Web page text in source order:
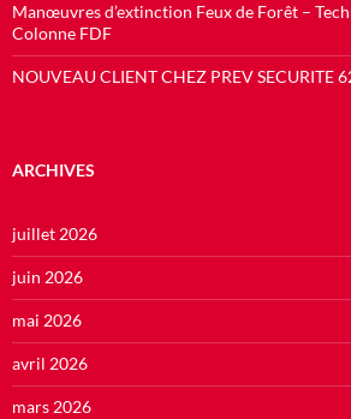
Manœuvres d’extinction Feux de Forêt –
Colonne FDF
NOUVEAU CLIENT CHEZ PREV SECURITE
ARCHIVES
juillet 2026
juin 2026
mai 2026
avril 2026
mars 2026